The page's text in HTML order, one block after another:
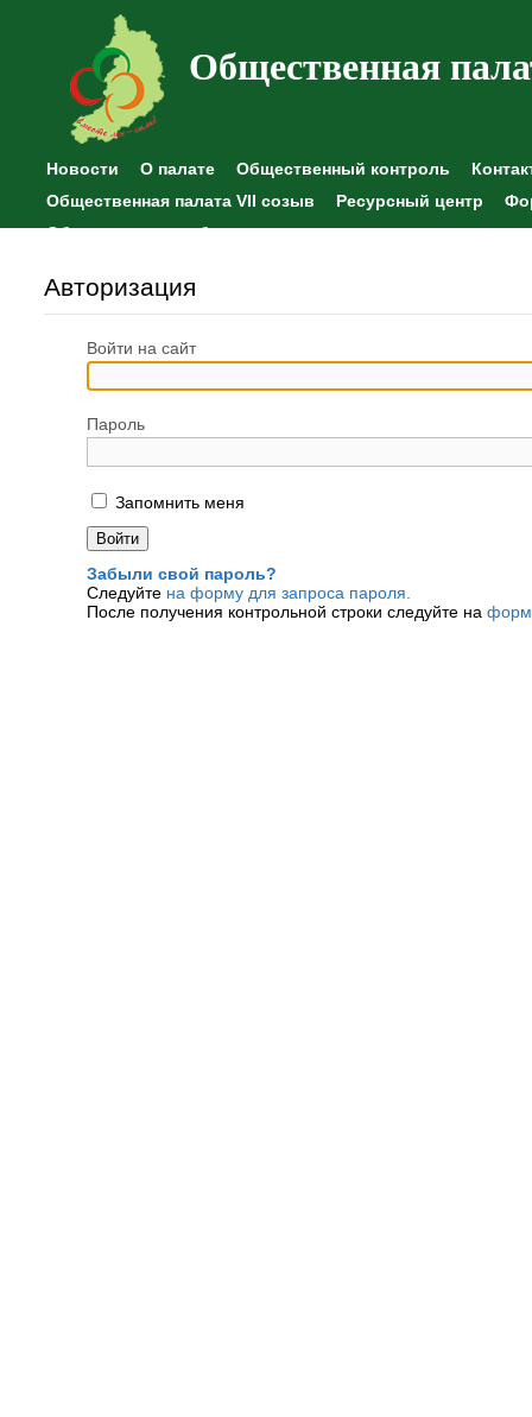
Общественная
Новости О палате Общественный контроль
Общественная палата VII созыв
Ресурсный центр
Общественные наблюдения
Авторизация
Войти на сайт
Пароль
Запомнить меня
Забыли свой пароль?
Следуйте на форму для запроса пароля.
После получения контрольной строки следуйте на